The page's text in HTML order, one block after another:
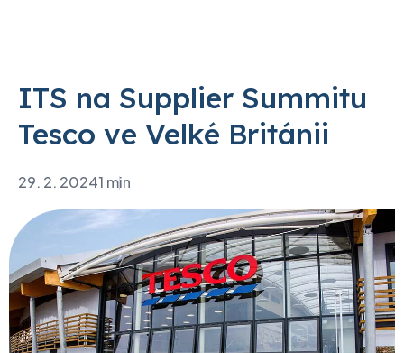
ITS na Supplier Summitu
Tesco ve Velké Británii
29. 2. 20241 min